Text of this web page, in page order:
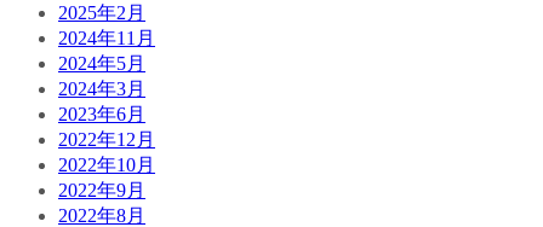
2025年2月
2024年11月
2024年5月
2024年3月
2023年6月
2022年12月
2022年10月
2022年9月
2022年8月